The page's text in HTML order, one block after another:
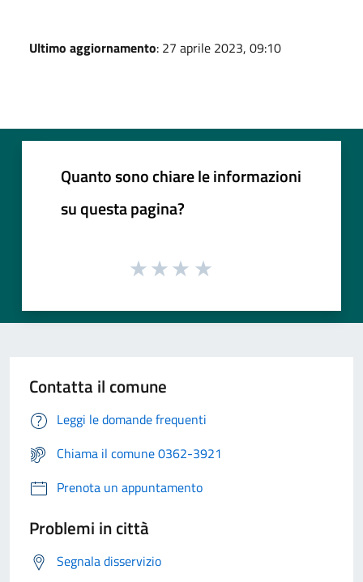
Ultimo aggiornamento: 27 aprile 2023, 09:10
Quanto sono chiare le informazioni
su questa pagina?
Contatta il comune
Leggi le domande frequenti
Chiama il comune 0362-3921
Prenota un appuntamento
Problemi in città
Segnala disservizio